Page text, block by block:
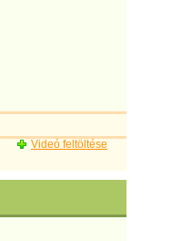
Videó feltöltése